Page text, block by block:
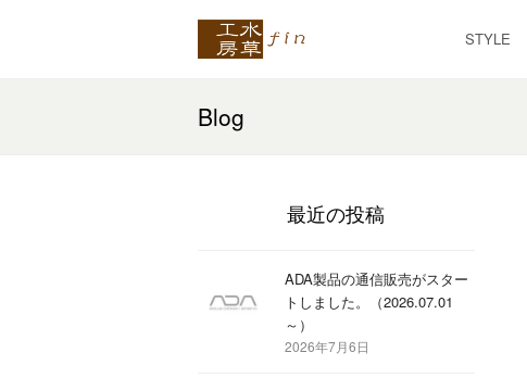
STYLE
Blog
最近の投稿
ADA製品の通信販売がスター
トしました。（2026.07.01
～）
2026年7月6日